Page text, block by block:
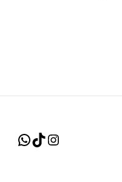
WhatsApp
TikTokInstagram